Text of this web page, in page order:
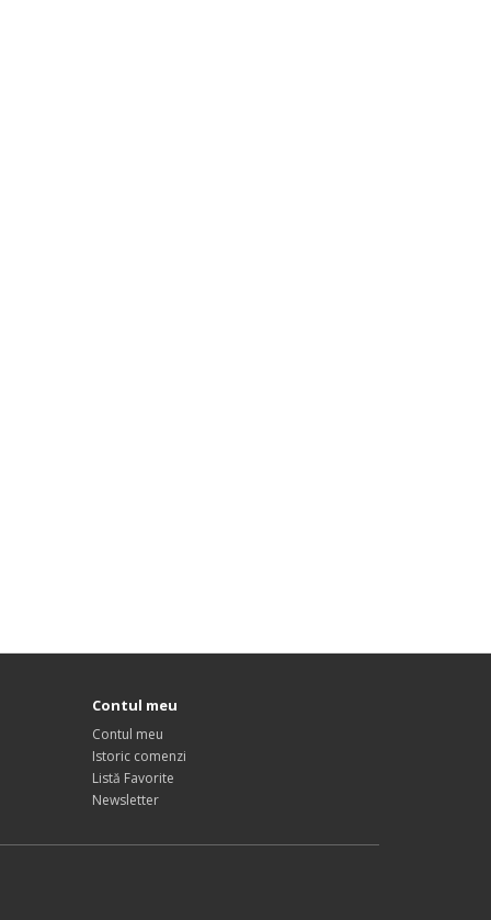
Contul meu
Contul meu
Istoric comenzi
Listă Favorite
Newsletter